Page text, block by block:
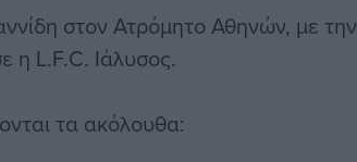
στον Ατρόμητο Αθηνών, με την
η L.F.C. Ιάλυσος.
τα ακόλουθα: